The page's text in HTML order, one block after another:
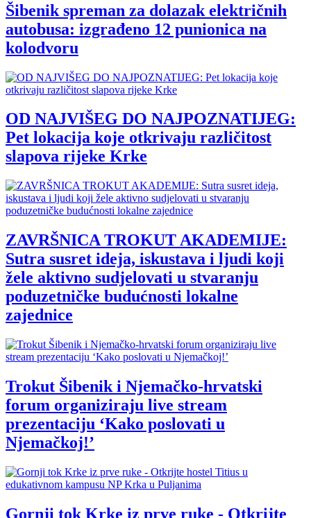
Šibenik spreman za dolazak električnih
autobusa: izgrađeno 12 punionica na
kolodvoru
OD NAJVIŠEG DO NAJPOZNATIJEG:
Pet lokacija koje otkrivaju različitost
slapova rijeke Krke
ZAVRŠNICA TROKUT AKADEMIJE:
Sutra susret ideja, iskustava i ljudi koji
žele aktivno sudjelovati u stvaranju
poduzetničke budućnosti lokalne
zajednice
Trokut Šibenik i Njemačko-hrvatski
forum organiziraju live stream
prezentaciju ‘Kako poslovati u
Njemačkoj!’
Gornji tok Krke iz prve ruke - Otkrijte